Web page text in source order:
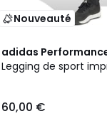
Nouveauté
adidas
Legging de sport
60,00 €